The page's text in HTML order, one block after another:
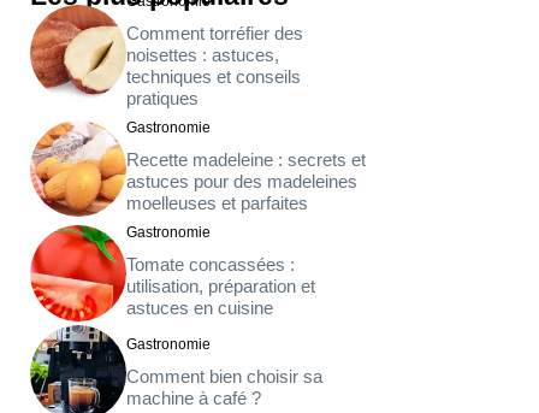
Comment torréfier des
noisettes : astuces,
techniques et conseils
pratiques
Gastronomie
Recette madeleine : secrets et
astuces pour des madeleines
moelleuses et parfaites
Gastronomie
Tomate concassées :
utilisation, préparation et
astuces en cuisine
Gastronomie
Comment bien choisir sa
machine à café ?